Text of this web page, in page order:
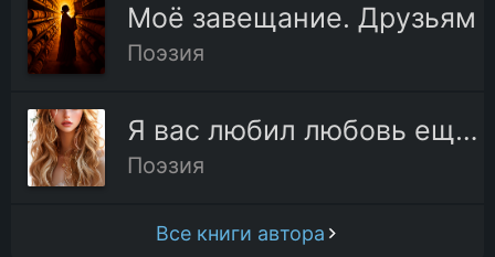
Моё завещание. Друзьям
Поэзия
Я вас любил любовь еще, быть может
Поэзия
Все книги автора